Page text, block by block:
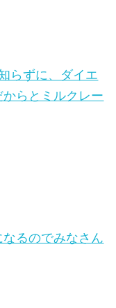
らずに、ダイエ
らとミルクレー
るのでみなさん